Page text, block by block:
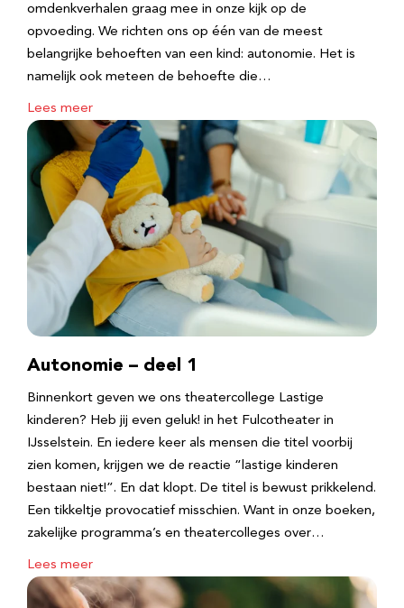
omdenkverhalen graag mee in onze kijk op de
opvoeding. We richten ons op één van de meest
belangrijke behoeften van een kind: autonomie. Het is
namelijk ook meteen de behoefte die…
Lees meer
Autonomie – deel 1
Binnenkort geven we ons theatercollege Lastige
kinderen? Heb jij even geluk! in het Fulcotheater in
IJsselstein. En iedere keer als mensen die titel voorbij
zien komen, krijgen we de reactie “lastige kinderen
bestaan niet!”. En dat klopt. De titel is bewust prikkelend.
Een tikkeltje provocatief misschien. Want in onze boeken,
zakelijke programma’s en theatercolleges over…
Lees meer